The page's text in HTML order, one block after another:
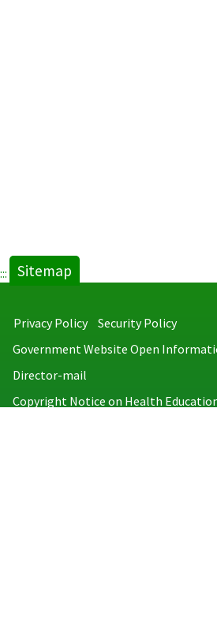
::: Sitemap
Privacy Policy
Security Policy
Government Website Open
Director-mail
Copyright Notice on Health